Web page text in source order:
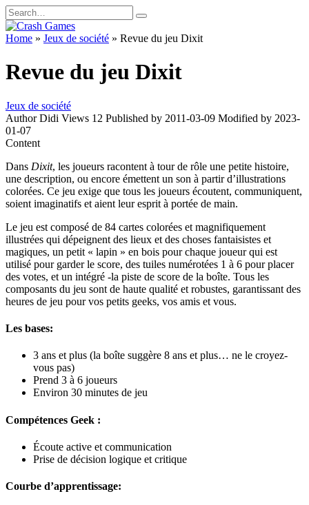
Skip
to
content
Search
for:
Home » Jeux de société » Revue du jeu Dixit
Revue du jeu Dixit
Jeux de société
Author Didi Views 12 Published by 2011-03-09 Modified by 2023-
01-07
Content
Dans Dixit, les joueurs racontent à tour de rôle une petite histoire,
une description, ou encore émettent un son à partir d’illustrations
colorées. Ce jeu exige que tous les joueurs écoutent, communiquent,
soient imaginatifs et aient leur esprit à portée de main.
Le jeu est composé de 84 cartes colorées et magnifiquement
illustrées qui dépeignent des lieux et des choses fantaisistes et
magiques, un petit « lapin » en bois pour chaque joueur qui est
utilisé pour garder le score, des tuiles numérotées 1 à 6 pour placer
des votes, et un intégré -la piste de score de la boîte. Tous les
composants du jeu sont de haute qualité et robustes, garantissant des
heures de jeu pour vos petits geeks, vos amis et vous.
Les bases:
3 ans et plus (la boîte suggère 8 ans et plus… ne le croyez-
vous pas)
Prend 3 à 6 joueurs
Environ 30 minutes de jeu
Compétences Geek :
Écoute active et communication
Prise de décision logique et critique
Courbe d’apprentissage: